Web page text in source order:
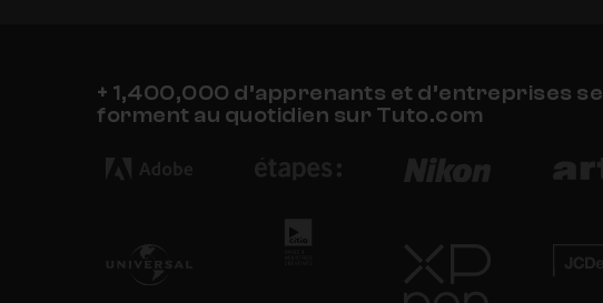
+ 1,400,000 d’apprenants et d’entreprises se
forment au quotidien sur Tuto.com